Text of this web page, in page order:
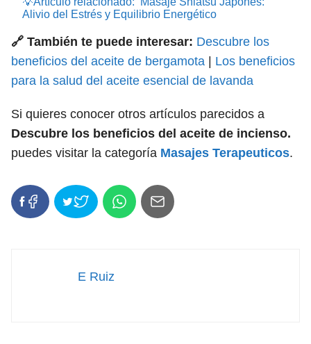
Alivio del Estrés y Equilibrio Energético
🔗 También te puede interesar: Descubre los
beneficios del aceite de bergamota
Los beneficios
para la salud del aceite esencial de lavanda
Si quieres conocer otros artículos parecidos a
Descubre los beneficios del aceite de incienso.
puedes visitar la categoría Masajes Terapeuticos.
E Ruiz